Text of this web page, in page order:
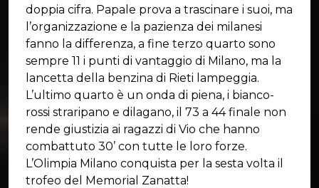
doppia cifra. Papale prova a trascinare i suoi, ma
l’organizzazione e la pazienza dei milanesi
fanno la differenza, a fine terzo quarto sono
sempre 11 i punti di vantaggio di Milano, ma la
lancetta della benzina di Rieti lampeggia.
L’ultimo quarto è un onda di piena, i bianco-
rossi straripano e dilagano, il 73 a 44 finale non
rende giustizia ai ragazzi di Vio che hanno
combattuto 30’ con tutte le loro forze.
L’Olimpia Milano conquista per la sesta volta il
trofeo del Memorial Zanatta!